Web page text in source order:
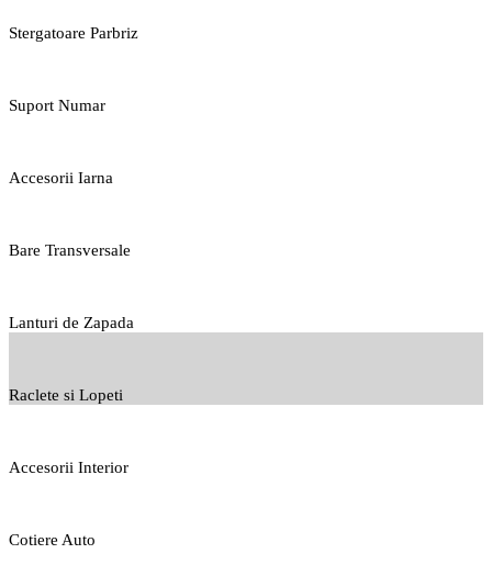
Stergatoare Parbriz
Suport Numar
Accesorii Iarna
Bare Transversale
Lanturi de Zapada
Raclete si Lopeti
Accesorii Interior
Cotiere Auto